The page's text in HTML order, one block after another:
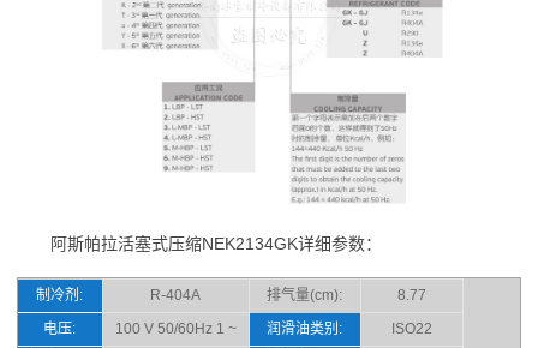
阿斯帕拉活塞式压缩NEK2134GK详细参数：
制冷剂: R-404A 排气量(cm):
8.77
电压:
100 V 50/60Hz 1 ~ 润滑油类别:
ISO22